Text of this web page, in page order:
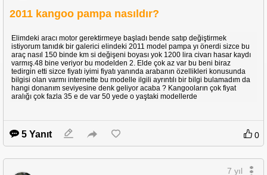
2011 kangoo pampa nasıldır?
Elimdeki aracı motor gerektirmeye başladı bende satıp değiştirmek
istiyorum tanıdık bir galerici elindeki 2011 model pampa yı önerdi sizce bu
araç nasıl 150 binde km si değişeni boyası yok 1200 lira civarı hasar kaydı
varmış.48 bine veriyor bu modelden 2. Elde çok az var bu beni biraz
tedirgin etti sizce fiyatı iyimi fiyatı yanında arabanın özellikleri konusunda
bilgisi olan varmı internette bu modelle ilgili ayrıntılı bir bilgi bulamadım da
hangi donanım seviyesine denk geliyor acaba ? Kangooların çok fiyat
aralığı çok fazla 35 e de var 50 yede o yaştaki modellerde
5 Yanıt 0
7 yıl